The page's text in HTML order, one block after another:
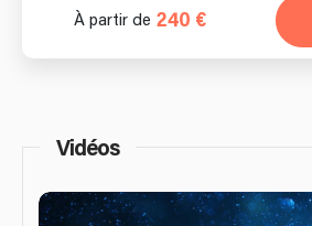
À partir de 240 €
Vidéos